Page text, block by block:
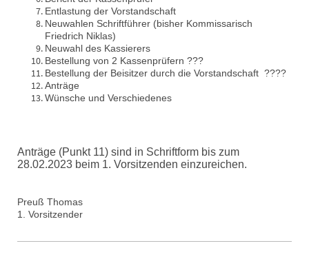
Entlastung der Vorstandschaft
Neuwahlen Schriftführer (bisher Kommissarisch
Friedrich Niklas)
Neuwahl des Kassierers
Bestellung von 2 Kassenprüfern ???
Bestellung der Beisitzer durch die Vorstandschaft ????
Anträge
Wünsche und Verschiedenes
Anträge (Punkt 11) sind in Schriftform bis zum
28.02.2023 beim 1. Vorsitzenden einzureichen.
Preuß Thomas
1. Vorsitzender